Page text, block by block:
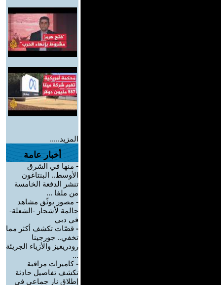
المزيد.....
أخبار عامة
- منها في الشرق
الأوسط.. البنتاغون
تنشر الدفعة الخامسة
من ملفا ...
- مصور يوثّق مشاهد
حالمة لأشجار -الشعلة-
في دبي
- قصّات تكشف أكثر مما
تخفي.. جورجينا
رودريغيز والأزياء الجريئة
...
-كاميرات مراقبة
تكشف تفاصيل حادثة
إطلاق نار جماعي في